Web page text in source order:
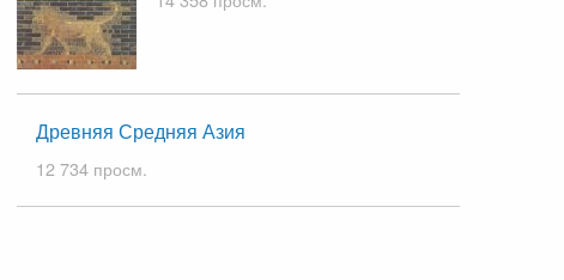
Древняя Средняя Азия
12 734 просм.